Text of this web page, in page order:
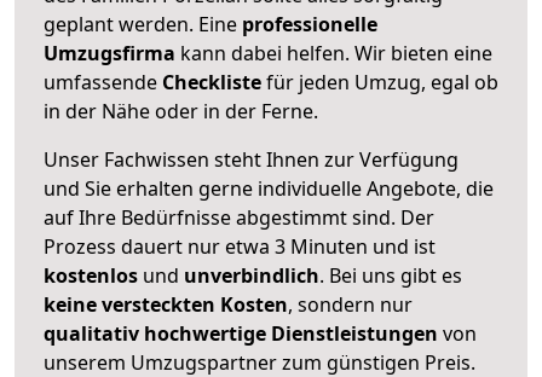
geplant werden. Eine professionelle
Umzugsfirma kann dabei helfen. Wir bieten eine
umfassende Checklistefür jeden Umzug, egal ob
in der Nähe oder in der Ferne.
Unser Fachwissen steht Ihnen zur Verfügung
und Sie erhalten gerne individuelle Angebote, die
auf Ihre Bedürfnisse abgestimmt sind. Der
Prozess dauert nur etwa 3 Minuten und ist
kostenlos und unverbindlich. Bei uns gibt es
keine versteckten Kosten, sondern nur
qualitativ hochwertige Dienstleistungen von
unserem Umzugspartner zum günstigen Preis.